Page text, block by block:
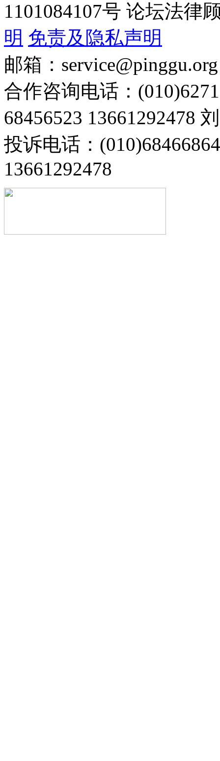
1101084107号 论坛法律
明 免责及隐私声明
邮箱：service@pinggu.org
合作咨询电话：
68456523 13661292478
投诉电话：
13661292478